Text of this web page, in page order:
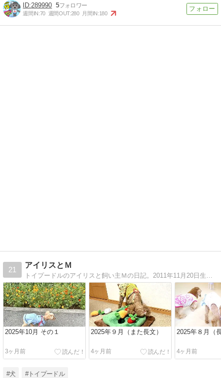
289990 5
週間IN:70 週間OUT:280 月間IN:180
21
アイリスとＭ
トイプードルのアイリスと飼い主Ｍの日記。2011年11月20日生まれのトイプー（レッド）の女の子アイリスとの日常。
2025年10月 その１
3ヶ月前
2025年９月（また長文）
4ヶ月前
2025年８月（
4ヶ月前
#犬 #トイプードル